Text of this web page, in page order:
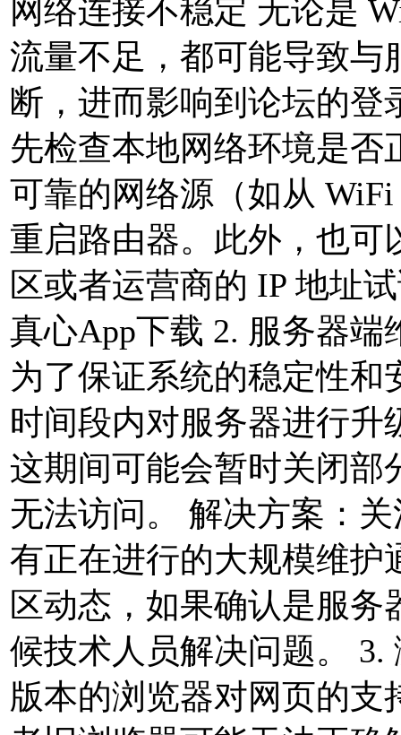
网络连接不稳定 无论是
流量不足，都可能导致与
断，进而影响到论坛的登
先检查本地网络环境是否
可靠的网络源（如从
重启路由器。此外，也可
区或者运营商的 IP 地址
真心App下载 2. 服务器
为了保证系统的稳定性和
时间段内对服务器进行升
这期间可能会暂时关闭部
无法访问。 解决方案：
有正在进行的大规模维护
区动态，如果确认是服
候技术人员解决问题。
版本的浏览器对网页的支